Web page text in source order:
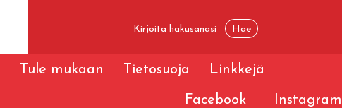
Tule mukaan Tietosuoja Linkkejä
Facebook Instagram